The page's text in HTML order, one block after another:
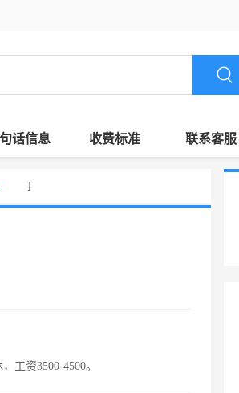
话信息 收费标准 联系客服
]
工资3500-4500。